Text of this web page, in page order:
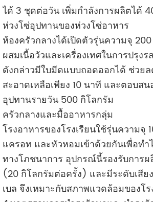
ได้ 3 ชุดต่อวัน เพิ่มกำลังการผลิตได้
ห่วงโซ่อุปทานของห่วงโซ่อาหาร
ห้องครัวกลางได้เปิดตัวรุ่นความจุ
ผสมเนื้อวัวและเครื่องเทศในการปรุ
ดังกล่าวมีใบมีดแบบถอดออกได้ ช่วยล
สะอาดเหลือเพียง 10 นาที และตอบส
อุปทานรายวัน 500 กิโลกรัม
ครัวกลางและมื้ออาหารกลุ่ม
โรงอาหารของโรงเรียนใช้รุ่นความจุ
แครอท และหัวหอมเข้าด้วยกันเพื่อท
ทางโภชนาการ อุปกรณ์นี้รองรับการผ
(20 กิโลกรัมต่อครั้ง) และมีระดับเสีย
เบล จึงเหมาะกับสภาพแวดล้อมของโ